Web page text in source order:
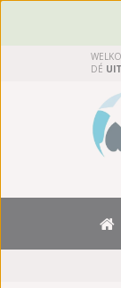
DÉ